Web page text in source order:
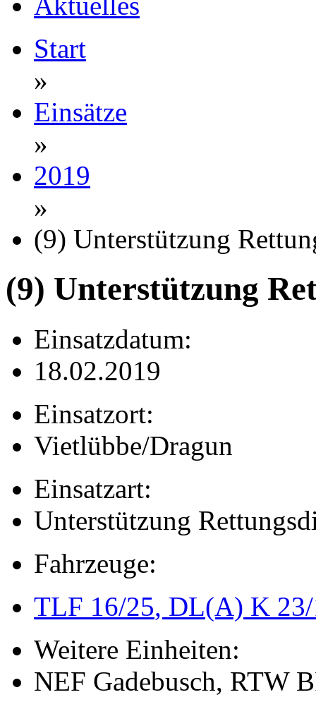
Start
»
Einsätze
»
2019
»
(9) Unterstützung
(9) Unterstützung
Einsatzdatum:
18.02.2019
Einsatzort:
Vietlübbe/Dragun
Einsatzart:
Unterstützung
Fahrzeuge:
TLF 16/25, DL(A) K
Weitere Einheiten:
NEF Gadebusch, RTW